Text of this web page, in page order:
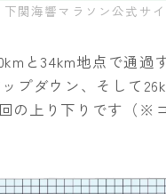
下関海響マラソン公式サイ
と34km地点で通過
プダウン、そして
の上り下りです（※